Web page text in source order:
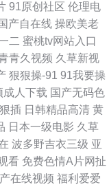
91原创社区 伦理电
产自在线 操欧美老
二 蜜桃tv网站入口
青久视频 久草新视
狠狠操-91 91我要操
成人下载 国产无码色
插 日韩精品高清 黄
日本一级电影 久草
波多野吉衣三级 亚
看 免费色情A片网扯
在线视频 福利爱爱